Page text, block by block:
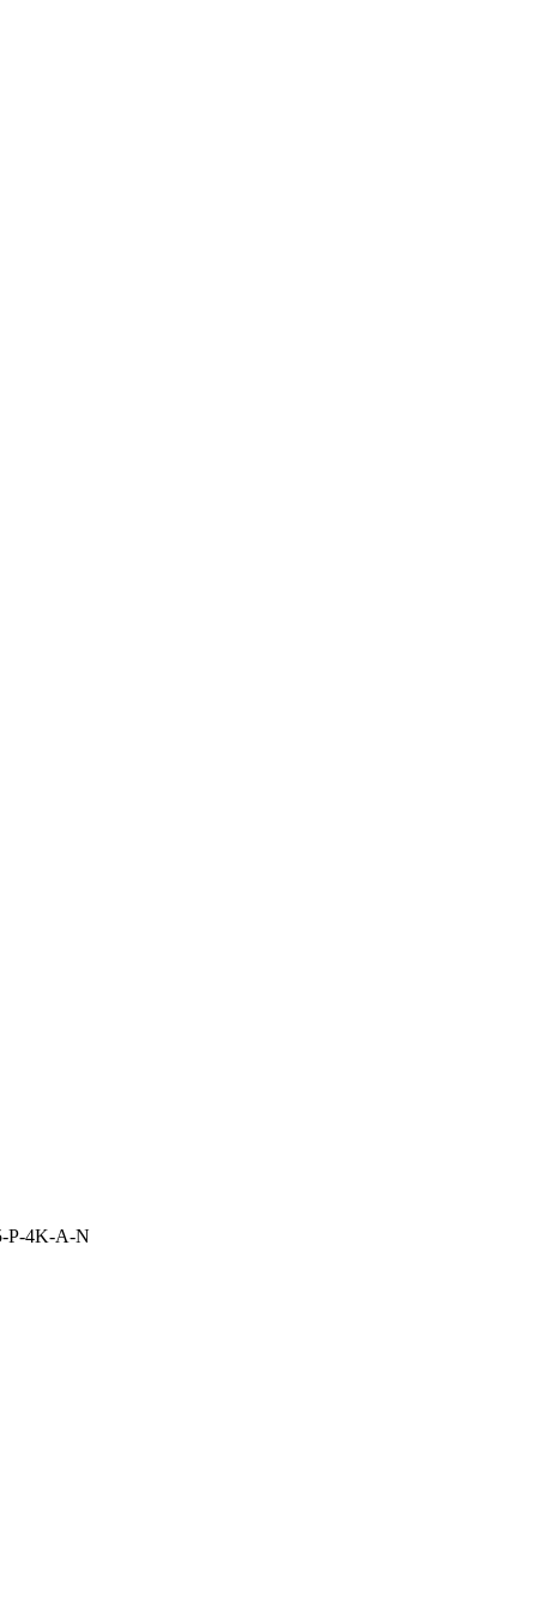
P-4K-A-N